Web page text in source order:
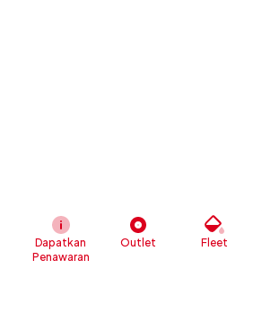
Dapatkan
Penawaran
Outlet Fleet